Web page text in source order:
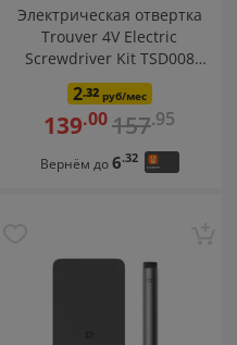
Электрическая отвертка
Trouver 4V Electric
Screwdriver Kit TSD008
(серая)
2.32руб/мес
139.00157.95
Вернём до6.32